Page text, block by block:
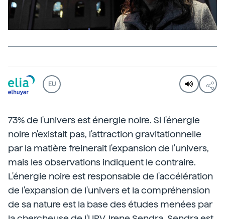
EU
73% de l'univers est énergie noire. Si l'énergie
noire n'existait pas, l'attraction gravitationnelle
par la matière freinerait l'expansion de l'univers,
mais les observations indiquent le contraire.
L'énergie noire est responsable de l'accélération
de l'expansion de l'univers et la compréhension
de sa nature est la base des études menées par